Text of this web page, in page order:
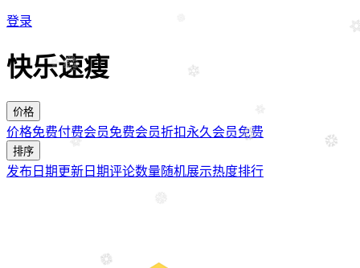
登录
快乐速瘦
价格
价格免费付费会员免费会员折扣永久会员免费
排序
发布日期 更新日期评论数量随机展示热度排行